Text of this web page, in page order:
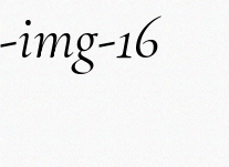
16